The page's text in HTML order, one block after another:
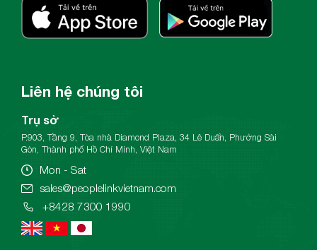
Liên hệ chúng tôi
Trụ sở
P.903, Tầng 9, Tòa nhà Diamond Plaza, 34 Lê Duẩn, Phường Sài
Gòn, Thành phố Hồ Chí Minh, Việt Nam
Mon - Sat
sales@peoplelinkvietnam.com
+8428 7300 1990